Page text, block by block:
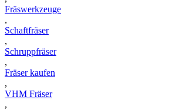
Fräswerkzeuge
,
Schaftfräser
,
Schruppfräser
,
Fräser kaufen
,
VHM Fräser
,